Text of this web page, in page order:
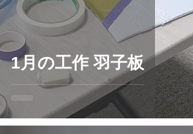
1月の工作 羽子板